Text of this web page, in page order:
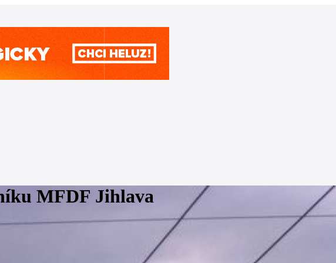
MFDF Jihlava